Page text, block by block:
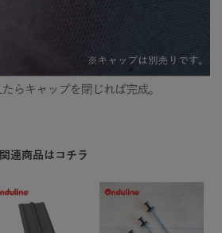
関連商品はコチラ